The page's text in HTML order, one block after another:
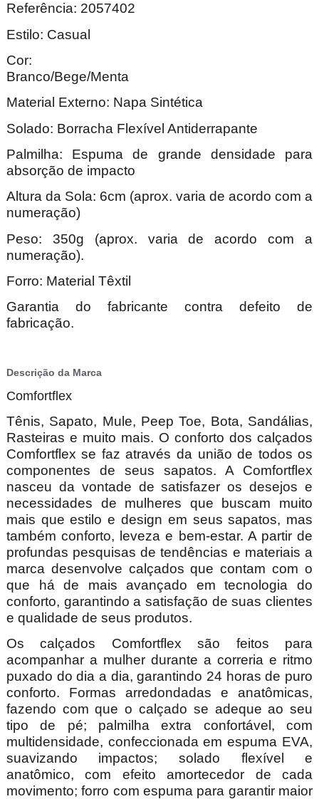
Referência: 2057402
Estilo: Casual
Cor:
Branco/
Material Externo: Napa Sintética
Solado: Borracha Flexível Antiderrapante
Palmilha: Espuma de grande densidade para
absorção de impacto
Altura da Sola: 6cm (aprox. varia de acordo com a
numeração)
Peso: 350g (aprox. varia de acordo com a
numeração).
Forro: Material Têxtil
Garantia do fabricante contra defeito de
fabricação.
Descrição da Marca
Comfortflex
Tênis, Sapato, Mule, Peep Toe, Bota, Sandálias,
Rasteiras e muito mais. O conforto dos calçados
Comfortflex se faz através da união de todos os
componentes de seus sapatos. A Comfortflex
nasceu da vontade de satisfazer os desejos e
necessidades de mulheres que buscam muito
mais que estilo e design em seus sapatos, mas
também conforto, leveza e bem-estar. A partir de
profundas pesquisas de tendências e materiais a
marca desenvolve calçados que contam com o
que há de mais avançado em tecnologia do
conforto, garantindo a satisfação de suas clientes
e qualidade de seus produtos.
Os calçados Comfortflex são feitos para
acompanhar a mulher durante a correria e ritmo
puxado do dia a dia, garantindo 24 horas de puro
conforto. Formas arredondadas e anatômicas,
fazendo com que o calçado se adeque ao seu
tipo de pé; palmilha extra confortável, com
multidensidade, confeccionada em espuma EVA,
suavizando impactos; solado flexível e
anatômico, com efeito amortecedor de cada
movimento; forro com espuma para garantir maior